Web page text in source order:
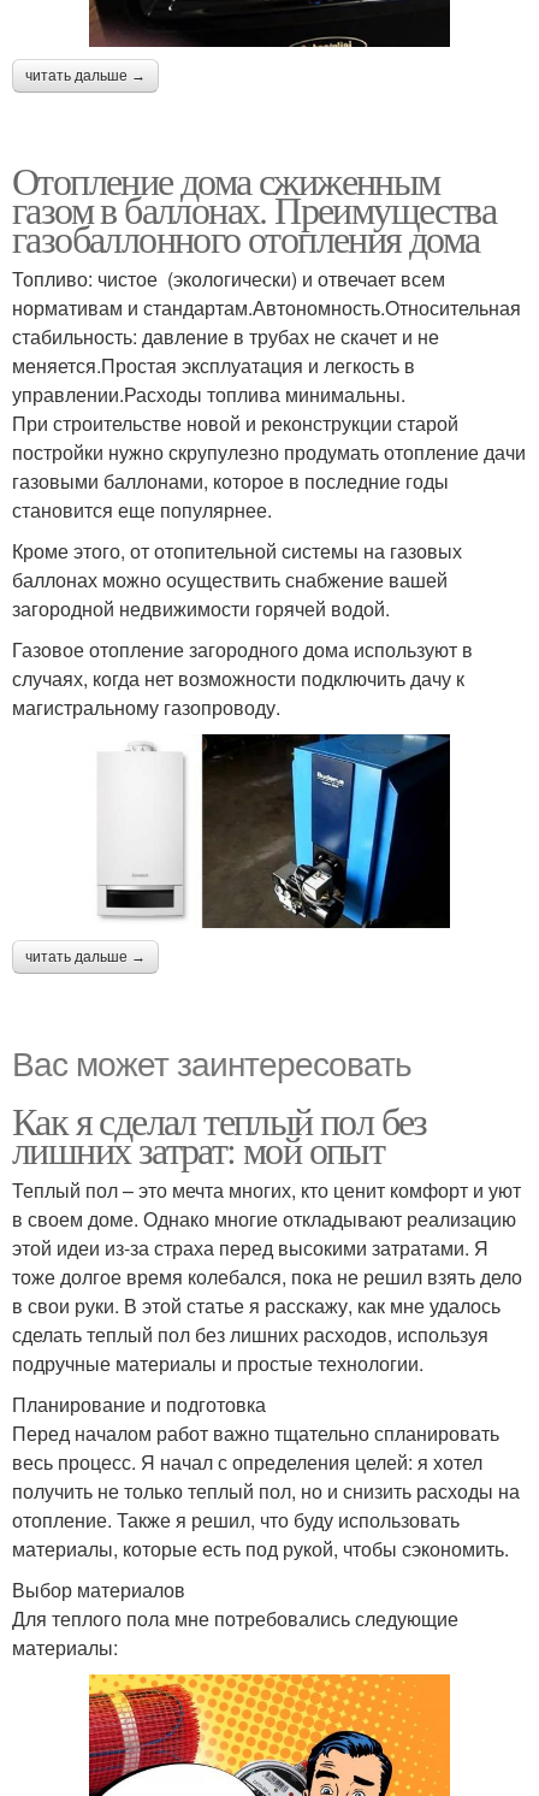
читать дальше →
Отопление дома сжиженным
газом в баллонах. Преимущества
газобаллонного отопления дома
Топливо: чистое (экологически) и отвечает всем
нормативам и стандартам.Автономность.Относительная
стабильность: давление в трубах не скачет и не
меняется.Простая эксплуатация и легкость в
управлении.Расходы топлива минимальны.
При строительстве новой и реконструкции старой
постройки нужно скрупулезно продумать отопление дачи
газовыми баллонами, которое в последние годы
становится еще популярнее.
Кроме этого, от отопительной системы на газовых
баллонах можно осуществить снабжение вашей
загородной недвижимости горячей водой.
Газовое отопление загородного дома используют в
случаях, когда нет возможности подключить дачу к
магистральному газопроводу.
читать дальше →
Вас может заинтересовать
Как я сделал теплый пол без
лишних затрат: мой опыт
Теплый пол – это мечта многих, кто ценит комфорт и уют
в своем доме. Однако многие откладывают реализацию
этой идеи из-за страха перед высокими затратами. Я
тоже долгое время колебался, пока не решил взять дело
в свои руки. В этой статье я расскажу, как мне удалось
сделать теплый пол без лишних расходов, используя
подручные материалы и простые технологии.
Планирование и подготовка
Перед началом работ важно тщательно спланировать
весь процесс. Я начал с определения целей: я хотел
получить не только теплый пол, но и снизить расходы на
отопление. Также я решил, что буду использовать
материалы, которые есть под рукой, чтобы сэкономить.
Выбор материалов
Для теплого пола мне потребовались следующие
материалы: